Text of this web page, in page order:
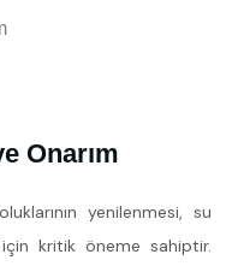
Onarım
yenilenmesi, su
için kritik öneme sahiptir.